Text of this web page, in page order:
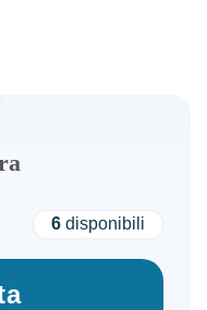
COMPACT ESP.
6 disponibili